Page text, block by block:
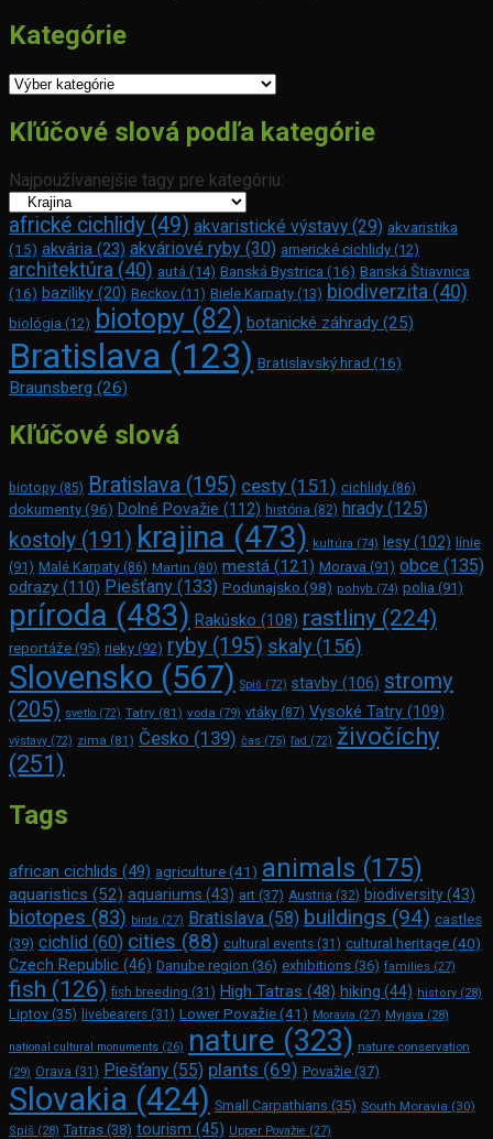
Kategórie
Kategórie
Kľúčové slová podľa kategórie
Najpoužívanejšie tagy pre kategóriu:
africké cichlidy (49) akvaristické výstavy (29) akvaristika
(15) akvária (23) akváriové ryby (30) americké cichlidy (12)
architektúra (40) autá (14) Banská Bystrica (16) Banská Štiavnica
(16) baziliky (20) Beckov (11) Biele Karpaty (13) biodiverzita (40)
biológia (12) biotopy (82) botanické záhrady (25)
Bratislava (123) Bratislavský hrad (16)
Braunsberg (26)
Kľúčové slová
biotopy (85) Bratislava (195) cesty (151) cichlidy (86)
dokumenty (96) Dolné Považie (112) história (82) hrady (125)
kostoly (191) krajina (473) kultúra (74) lesy(102) línie
(91) Malé Karpaty (86) Martin (80) mestá (121) Morava (91) obce (135)
odrazy (110) Piešťany (133) Podunajsko (98) pohyb (74) polia (91)
príroda (483) Rakúsko (108) rastliny (224)
reportáže (95) rieky (92) ryby (195) skaly (156)
Slovensko (567) Spiš (72) stavby (106) stromy
(205) svetlo (72) Tatry (81) voda (79) vtáky (87) Vysoké Tatry (109)
výstavy (72) zima (81) Česko (139) čas (75) ľad (72) živočíchy
(251)
Tags
african cichlids (49) agriculture(41) animals (175)
aquaristics (52) aquariums (43) art (37) Austria (32) biodiversity(43)
biotopes (83) birds (27) Bratislava (58) buildings (94) castles
(39) cichlid (60) cities (88) cultural events (31) cultural heritage (40)
Czech Republic (46) Danube region (36) exhibitions (36) families (27)
fish (126) fish breeding (31) High Tatras (48) hiking (44) history (28)
Liptov (35) livebearers (31) Lower Považie(41) Moravia (27) Myjava (28)
national cultural monuments (26) nature (323) nature conservation
(29) Orava (31) Piešťany (55) plants (69) Považie (37)
Slovakia (424) Small Carpathians (35) South Moravia (30)
Spiš (28) Tatras (38) tourism (45) Upper Považie (27)